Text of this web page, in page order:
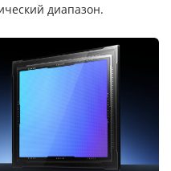
диапазон.